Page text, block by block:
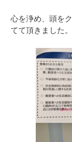
心を浄め、頭を
てて頂きました。